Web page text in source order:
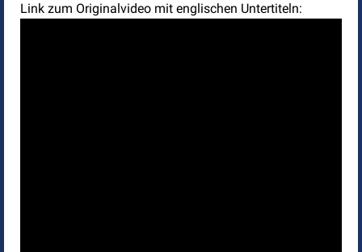
Link zum Originalvideo mit englischen Untertiteln: